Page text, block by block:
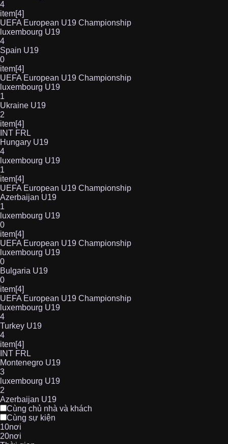
4
item[4]
UEFA European U19 Championship
luxembourg U19
4
Spain U19
0
item[4]
UEFA European U19 Championship
luxembourg U19
1
Ukraine U19
2
item[4]
INT FRL
Hungary U19
4
luxembourg U19
1
item[4]
UEFA European U19 Championship
Azerbaijan U19
1
luxembourg U19
0
item[4]
UEFA European U19 Championship
luxembourg U19
0
Bulgaria U19
0
item[4]
UEFA European U19 Championship
luxembourg U19
4
Turkey U19
4
item[4]
INT FRL
Montenegro U19
3
luxembourg U19
2
Azerbaijan U19
Cùng chủ nhà và khách
Cùng sự kiện
10nơi
20nơi